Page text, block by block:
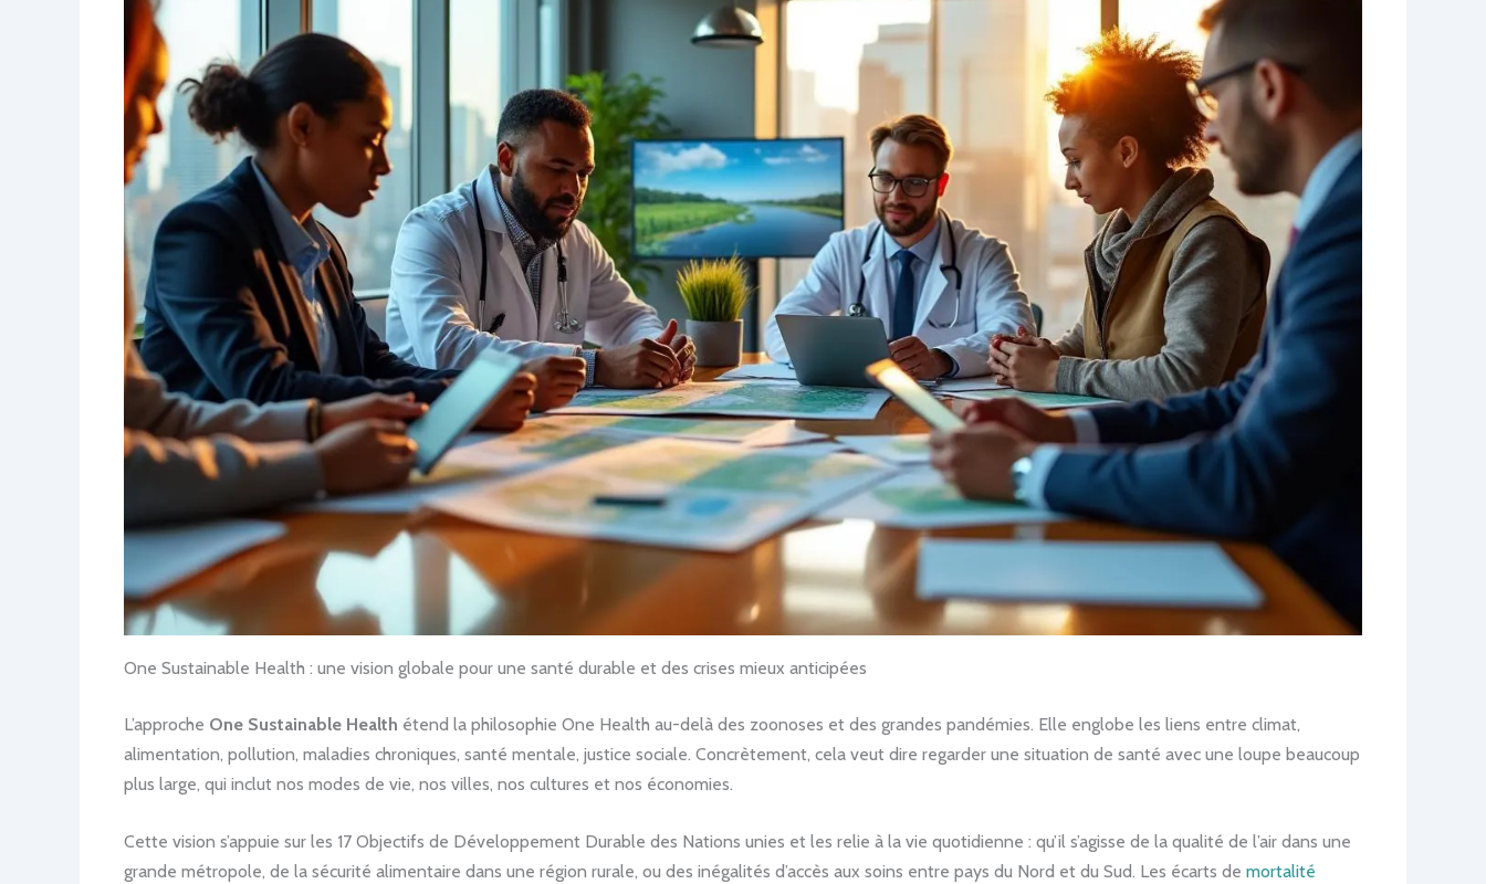
One Sustainable Health : une vision globale pour une santé durable et des crises mieux anticipées
L’approche One Sustainable Health étend la philosophie One Health au-delà des zoonoses et des grandes pandémies. Elle englobe les liens entre climat,
alimentation, pollution, maladies chroniques, santé mentale, justice sociale. Concrètement, cela veut dire regarder une situation de santé avec une loupe beaucoup
plus large, qui inclut nos modes de vie, nos villes, nos cultures et nos économies.
Cette vision s’appuie sur les 17 Objectifs de Développement Durable des Nations unies et les relie à la vie quotidienne : qu’il s’agisse de la qualité de l’air dans une
grande métropole, de la sécurité alimentaire dans une région rurale, ou des inégalités d’accès aux soins entre pays du Nord et du Sud. Les écarts de mortalité